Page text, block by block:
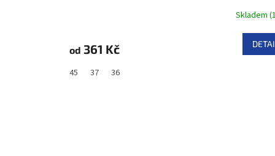
Skladem(
od 361 Kč
45 37 36